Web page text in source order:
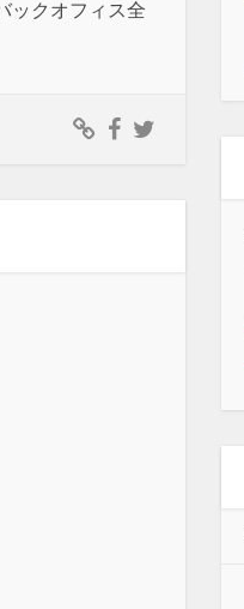
ックオフィス全